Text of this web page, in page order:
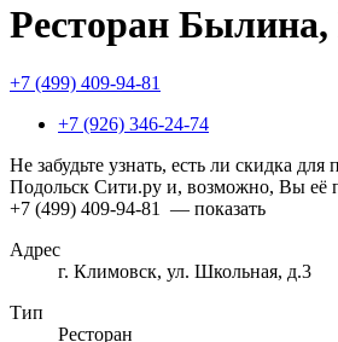
Ресторан
+7 (499) 409-94-81
+7 (926) 346-24-74
Не забудьте узнать, есть ли скидка для
Подольск Сити.ру и, возможно, Вы её
+7 (499) 409-94-81
— показать
Адрес
г. Климовск, ул. Школьная, д.3
Тип
Ресторан